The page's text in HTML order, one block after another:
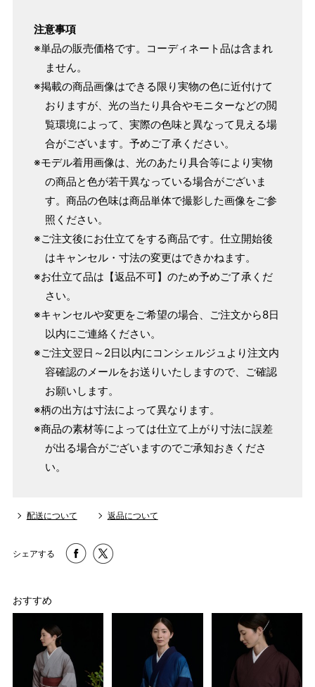
パターンオーダー（弊社規定のS～LLサイズより、身長・
ヒップを目安にサイズをお選びいただく）
マイサイズでお仕立て（お客様の希望サイズでお仕立て）
店舗で採寸（お近くの店舗でスタッフが採寸）
S
M
4尺2寸
MW ～100cm
163cm
4尺3寸
注意事項
※単品の販売価格です。コーディネート品は含まれ
ません。
※掲載の商品画像はできる限り実物の色に近付けて
おりますが、光の当たり具合やモニターなどの閲
覧環境によって、実際の色味と異なって見える場
合がございます。予めご了承ください。
※モデル着用画像は、光のあたり具合等により実物
の商品と色が若干異なっている場合がございま
す。商品の色味は商品単体で撮影した画像をご参
照ください。
※ご注文後にお仕立てをする商品です。仕立開始後
はキャンセル・寸法の変更はできかねます。
※お仕立て品は【返品不可】のため予めご了承くだ
さい。
※キャンセルや変更をご希望の場合、ご注文から8日
以内にご連絡ください。
※ご注文翌日～2日以内にコンシェルジュより注文内
容確認のメールをお送りいたしますので、ご確認
お願いします。
※柄の出方は寸法によって異なります。
※商品の素材等によっては仕立て上がり寸法に誤差
が出る場合がございますのでご承知おきくださ
い。
配送について 返品について
シェアする
おすすめ